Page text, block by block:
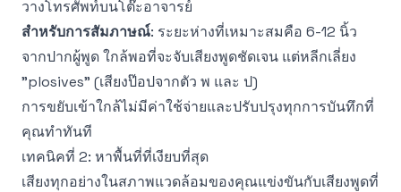
วางโทรศัพท์บนโต๊ะอาจารย์
สำหรับการสัมภาษณ์: ระยะห่างที่เหมาะสมคือ 6-12 นิ้ว
จากปากผู้พูด ใกล้พอที่จะจับเสียงพูดชัดเจน แต่หลีกเลี่ยง
"plosives" (เสียงป๊อปจากตัว พ และ ป)
การขยับเข้าใกล้ไม่มีค่าใช้จ่ายและปรับปรุงทุกการบันทึกที่
คุณทำทันที
เทคนิคที่ 2: หาพื้นที่ที่เงียบที่สุด
เสียงทุกอย่างในสภาพแวดล้อมของคุณแข่งขันกับเสียงพูดที่